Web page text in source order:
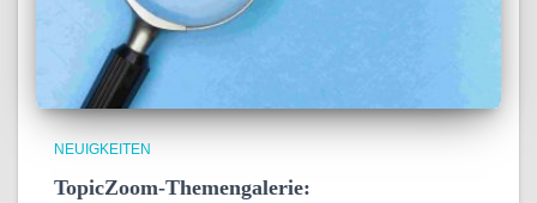
NEUIGKEITEN
TopicZoom-Themengalerie: